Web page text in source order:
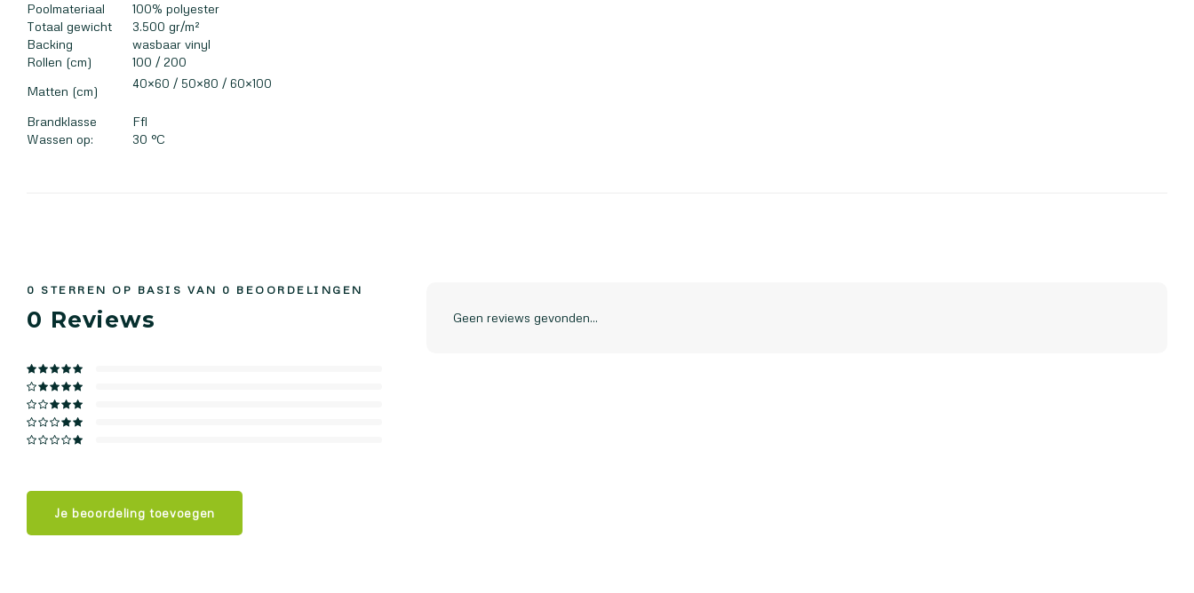
Poolmateriaal
100% polyester
Totaal gewicht
3.500 gr/m²
Backing
wasbaar vinyl
Rollen (cm)
100 / 200
Matten (cm)
40×60 / 50×80 / 60×100
Brandklasse
Ffl
Wassen op:
30 °C
0 STERREN OP BASIS VAN 0 BEOORDELINGEN
0 Reviews
Je beoordeling toevoegen
Geen reviews gevonden...